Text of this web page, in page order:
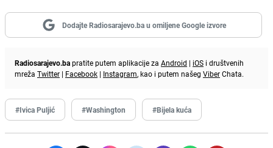
Dodajte Radiosarajevo.ba u omiljene Google izvore
Radiosarajevo.bapratite putem aplikacije za Android | iOS i društvenih
mreža Twitter | Facebook | Instagram, kao i putem našeg ViberChata.
#Ivica Puljić #Washington #Bijela kuća